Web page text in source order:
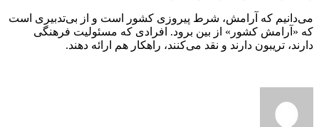
می‌دانیم که آرامش، شرط پیروزی کشور است و از بی‌تدبیری است
که «آرامش کشور» از بین برود. افرادی که مسئولیت فرهنگی
دارند،‌ تریبون دارند و نقد می‌کنند، راهکار هم ارائه دهند.